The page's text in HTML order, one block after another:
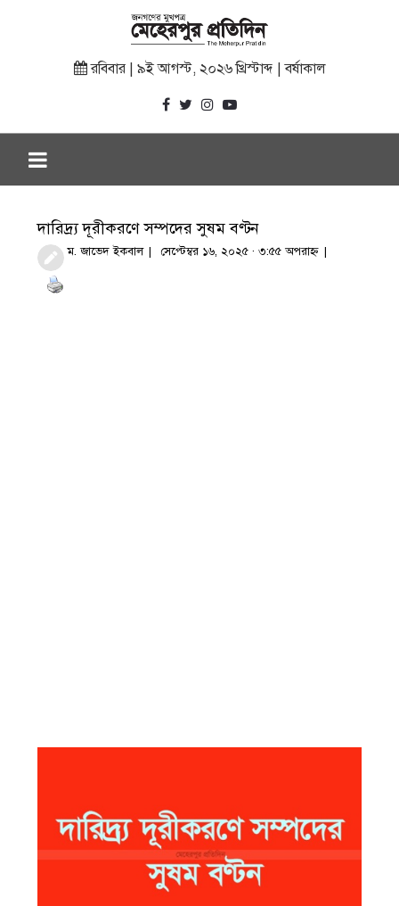
রবিবার | ৯ই আগস্ট, ২০২৬ খ্রিস্টাব্দ | বর্ষাকাল
দারিদ্র্য দূরীকরণে সম্পদের সুষম বণ্টন
ম. জাভেদ ইকবাল সেপ্টেম্বর ১৬, ২০২৫ · ৩:৫৫ অপরাহ্ণ